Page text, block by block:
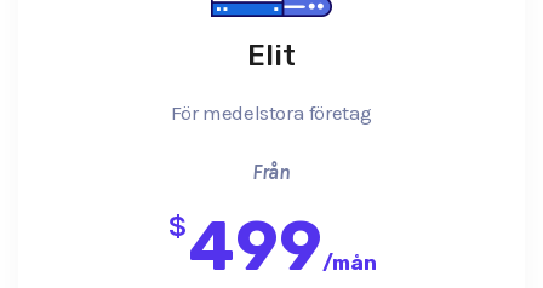
Elit
För medelstora företag
Från
$499/mån